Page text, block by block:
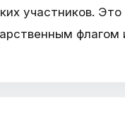
участников.
флагом